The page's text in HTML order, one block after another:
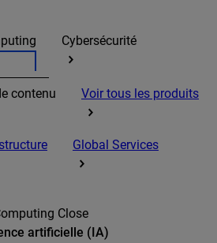
Cybersécurité
contenu Voir tous les produits
Global Services
Close
artificielle (IA)